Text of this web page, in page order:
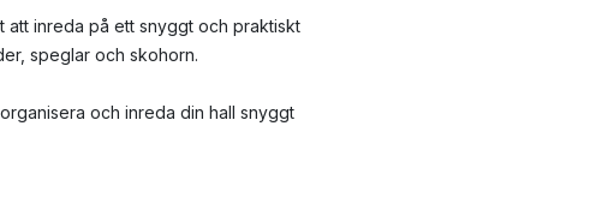
att inreda på ett snyggt och praktiskt
speglar och skohorn.
och inreda din hall snyggt